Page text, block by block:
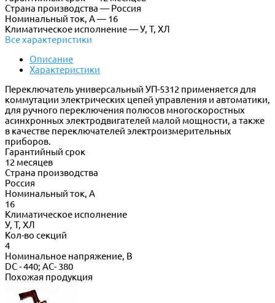
Страна производства — Россия
Номинальный ток, А — 16
Климатическое исполнение — У, Т, ХЛ
Все характеристики
Описание
Характеристики
Переключатель универсальный УП-5312 применяется для
коммутации электрических цепей управления и автоматики,
для ручного переключения полюсов многоскоростных
асинхронных электродвигателей малой мощности, а также
в качестве переключателей электроизмерительных
приборов.
Гарантийный срок
12 месяцев
Страна производства
Россия
Номинальный ток, А
16
Климатическое исполнение
У, Т, ХЛ
Кол-во секций
4
Номинальное напряжение, В
DC - 440; AC- 380
Похожая продукция